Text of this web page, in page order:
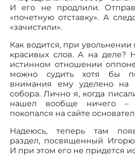
И его не продлили.
«почетную отставку». А
«зачистили».
Как водится, при увольнении
красивых слов. А на деле?
истинном отношении
можно судить хотя бы
внимания ему уделено на
собора. Лично я, когда
нашел вообще ничего –
покопался на сайте
Надеюсь, теперь там
раздел, посвященный
И при этом его не придется